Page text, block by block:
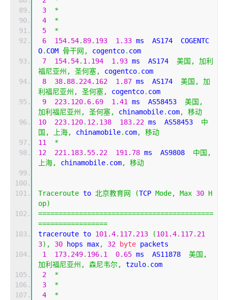
3
*
4
*
5
*
6
154.54. 89.193 1.33 ms  AS174  COGENTC
O. COM 骨干网, cogentco. com
7
154.54. 1.194 1.93 ms  AS174 美国,
加利
福尼亚州,
圣何塞, cogentco. com
8
38.88. 224.162 1.87 ms  AS174 美国,
加
利福尼亚州,
圣何塞, cogentco. com
9
223.120. 6.69 1.41 ms  AS58453 美国,
加利福尼亚州,
圣何塞, chinamobile. com,
移动
10
223.120. 12.138 183.22 ms  AS58453 中
国,
上海, chinamobile. com,
移动
11
*
12
221.183. 55.22 191.78 ms  AS9808 中国,
上海,
chinamobile. com, 移动
Traceroute to 北京教育网 (TCP Mode, Max 30 H
op)
===========================================
=================
traceroute to 101.4. 117.213 (101.4. 117.21
3), 30 hops max, 32 byte packets
1
173.249. 196.1 0.65 ms  AS11878 美国,
加利福尼亚州,
森尼韦尔, tzulo. com
2
*
3
*
4
*